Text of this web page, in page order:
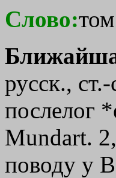
Слово:том
русск.,
послелог
Мundart.
поводу у